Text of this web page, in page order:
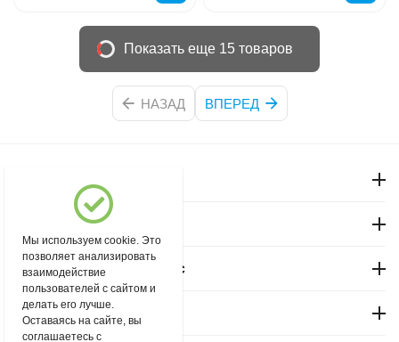
Показать еще 15 товаров
НАЗАД ВПЕРЕД
Магазин "Северный"
Покупательский сервис
Контакты
Мы используем cookie. Это
позволяет анализировать
взаимодействие
пользователей с сайтом и
делать его лучше.
Оставаясь на сайте, вы
соглашаетесь с